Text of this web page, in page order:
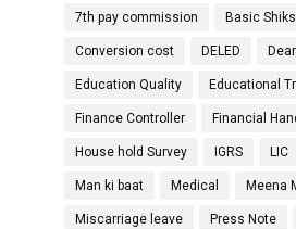
7th pay commission Basic
Conversion cost DELED
Education Quality Educational
Finance Controller Financial
House hold Survey IGRS LIC
Man ki baat Medical Meena
Miscarriage leave Press Note